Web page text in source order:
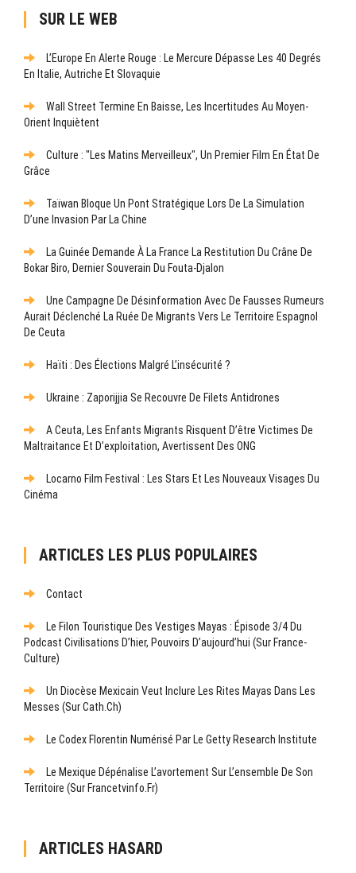
SUR LE WEB
L’Europe En Alerte Rouge : Le Mercure Dépasse Les 40 Degrés
En Italie, Autriche Et Slovaquie
Wall Street Termine En Baisse, Les Incertitudes Au Moyen-
Orient Inquiètent
Culture : "Les Matins Merveilleux", Un Premier Film En État De
Grâce
Taïwan Bloque Un Pont Stratégique Lors De La Simulation
D’une Invasion Par La Chine
La Guinée Demande À La France La Restitution Du Crâne De
Bokar Biro, Dernier Souverain Du Fouta-Djalon
Une Campagne De Désinformation Avec De Fausses Rumeurs
Aurait Déclenché La Ruée De Migrants Vers Le Territoire Espagnol
De Ceuta
Haïti : Des Élections Malgré L’insécurité ?
Ukraine : Zaporijjia Se Recouvre De Filets Antidrones
A Ceuta, Les Enfants Migrants Risquent D’être Victimes De
Maltraitance Et D’exploitation, Avertissent Des ONG
Locarno Film Festival : Les Stars Et Les Nouveaux Visages Du
Cinéma
ARTICLES LES PLUS POPULAIRES
Contact
Le Filon Touristique Des Vestiges Mayas : Épisode 3/4 Du
Podcast Civilisations D’hier, Pouvoirs D’aujourd’hui (sur France-
Culture)
Un Diocèse Mexicain Veut Inclure Les Rites Mayas Dans Les
Messes (sur Cath.ch)
Le Codex Florentin Numérisé Par Le Getty Research Institute
Le Mexique Dépénalise L’avortement Sur L’ensemble De Son
Territoire (sur Francetvinfo.fr)
ARTICLES HASARD